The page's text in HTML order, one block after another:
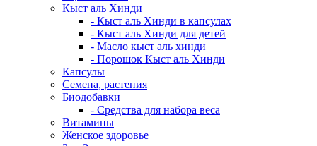
Кыст аль Хинди
- Кыст аль Хинди в капсулах
- Кыст аль Хинди для детей
- Масло кыст аль хинди
- Порошок Кыст аль Хинди
Капсулы
Семена, растения
Биодобавки
- Средства для набора веса
Витамины
Женское здоровье